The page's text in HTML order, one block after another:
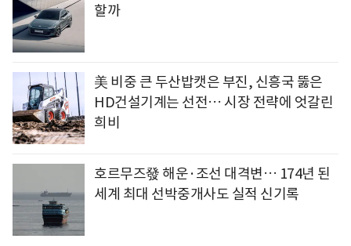
할까
美 비중 큰 두산밥캣은 부진, 신흥국 뚫은
HD건설기계는 선전… 시장 전략에 엇갈린
희비
호르무즈發 해운·조선 대격변… 174년 된
세계 최대 선박중개사도 실적 신기록